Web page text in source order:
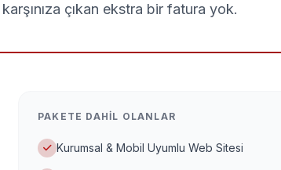
çıkan ekstra bir fatura yok.
PAKETE DAHIL OLANLAR
Kurumsal & Mobil Uyumlu Web Sitesi